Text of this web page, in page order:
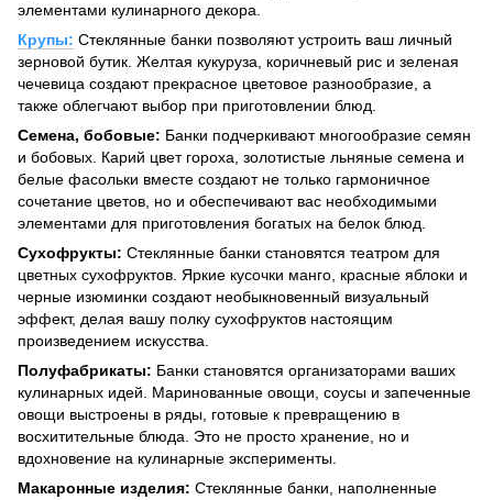
элементами кулинарного декора.
Крупы: Стеклянные банки позволяют устроить ваш личный
зерновой бутик. Желтая кукуруза, коричневый рис и зеленая
чечевица создают прекрасное цветовое разнообразие, а
также облегчают выбор при приготовлении блюд.
Семена, бобовые: Банки подчеркивают многообразие семян
и бобовых. Карий цвет гороха, золотистые льняные семена и
белые фасольки вместе создают не только гармоничное
сочетание цветов, но и обеспечивают вас необходимыми
элементами для приготовления богатых на белок блюд.
Сухофрукты: Стеклянные банки становятся театром для
цветных сухофруктов. Яркие кусочки манго, красные яблоки и
черные изюминки создают необыкновенный визуальный
эффект, делая вашу полку сухофруктов настоящим
произведением искусства.
Полуфабрикаты: Банки становятся организаторами ваших
кулинарных идей. Маринованные овощи, соусы и запеченные
овощи выстроены в ряды, готовые к превращению в
восхитительные блюда. Это не просто хранение, но и
вдохновение на кулинарные эксперименты.
Макаронные изделия: Стеклянные банки, наполненные